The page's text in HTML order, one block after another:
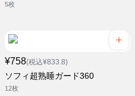
5枚
¥758(税込¥833.8)
ソフィ超熟睡ガード360
12枚